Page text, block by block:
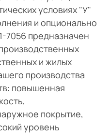
условиях "У"
и опционально
7056 предназначен
и жилых
производства
повышенная
покрытие,
уровень